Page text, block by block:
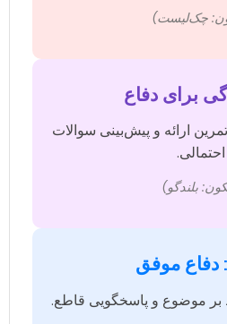
چک‌لیست)
ارائه و پیش‌بینی سوالات
احتمالی.
بلندگو)
دفاع موفق
بر موضوع و پاسخگویی قاطع.